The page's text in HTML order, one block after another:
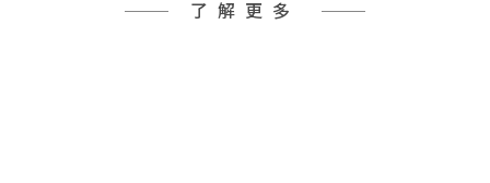
了解更多